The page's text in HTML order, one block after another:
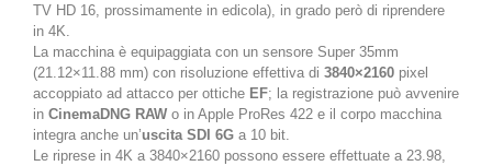
TV HD 16, prossimamente in edicola), in grado però di riprendere
in 4K.
La macchina è equipaggiata con un sensore Super 35mm
(21.12×11.88 mm) con risoluzione effettiva di 3840×2160 pixel
accoppiato ad attacco per ottiche EF; la registrazione può avvenire
in CinemaDNG RAW o in Apple ProRes 422 e il corpo macchina
integra anche un’uscita SDI 6G a 10 bit.
Le riprese in 4K a 3840×2160 possono essere effettuate a 23.98,